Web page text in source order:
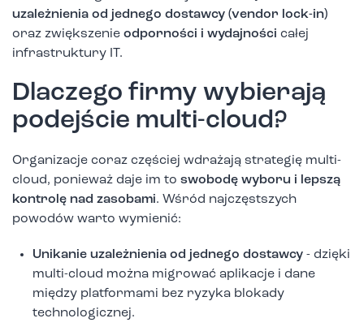
uzależnienia od jednego dostawcy (vendor lock-in)
oraz zwiększenie odporności i wydajności całej
infrastruktury IT.
Dlaczego firmy wybierają
podejście multi-cloud?
Organizacje coraz częściej wdrażają strategię multi-
cloud, ponieważ daje im to swobodę wyboru i lepszą
kontrolę nad zasobami. Wśród najczęstszych
powodów warto wymienić:
Unikanie uzależnienia od jednego dostawcy - dzięki
multi-cloud można migrować aplikacje i dane
między platformami bez ryzyka blokady
technologicznej.